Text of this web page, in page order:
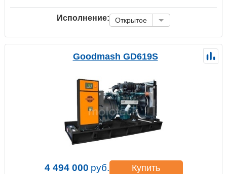
Исполнение: Открытое
Goodmash GD619S
4 494 000 руб. Купить